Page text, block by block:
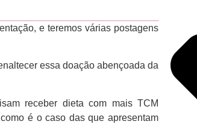
e teremos várias postagens
essa doação abençoada da
receber dieta com mais TCM
é o caso das que apresentam